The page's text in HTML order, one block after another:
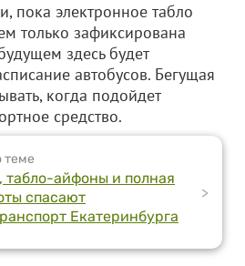
пока электронное табло
только зафиксирована
здесь будет
автобусов. Бегущая
когда подойдет
средство.
теме
табло-айфоны и полная
спасают
Екатеринбурга
>